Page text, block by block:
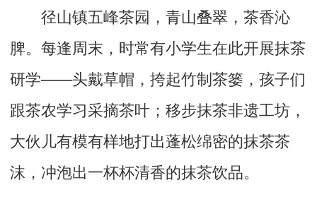
径山镇五峰茶园，青山叠翠，茶香沁
脾。每逢周末，时常有小学生在此开展抹茶
研学——头戴草帽，挎起竹制茶篓，孩子们
跟茶农学习采摘茶叶；移步抹茶非遗工坊，
大伙儿有模有样地打出蓬松绵密的抹茶茶
沫，冲泡出一杯杯清香的抹茶饮品。